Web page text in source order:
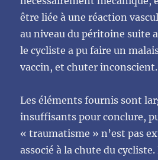
être liée à une réaction
au niveau du péritoine suite
le cycliste a pu faire un
vaccin, et chuter inconscient.
Les éléments fournis sont
insuffisants pour conclure,
« traumatisme » n’est pas
associé à la chute du cycliste.